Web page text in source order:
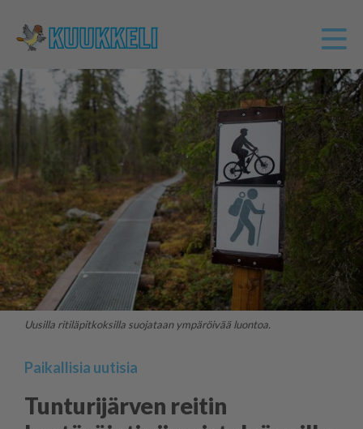
Uusilla ritiläpitkoksilla suojataan ympäröivää luontoa.
Paikallisia uutisia
Tunturijärven reitin